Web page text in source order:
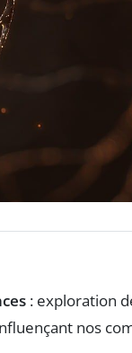
: exploration
nos